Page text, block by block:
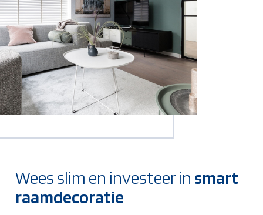
Wees slim en investeer in smart
raamdecoratie